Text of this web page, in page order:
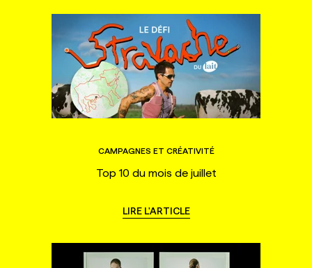
CAMPAGNES ET CRÉATIVITÉ
Top 10 du mois de juillet
LIRE L'ARTICLE